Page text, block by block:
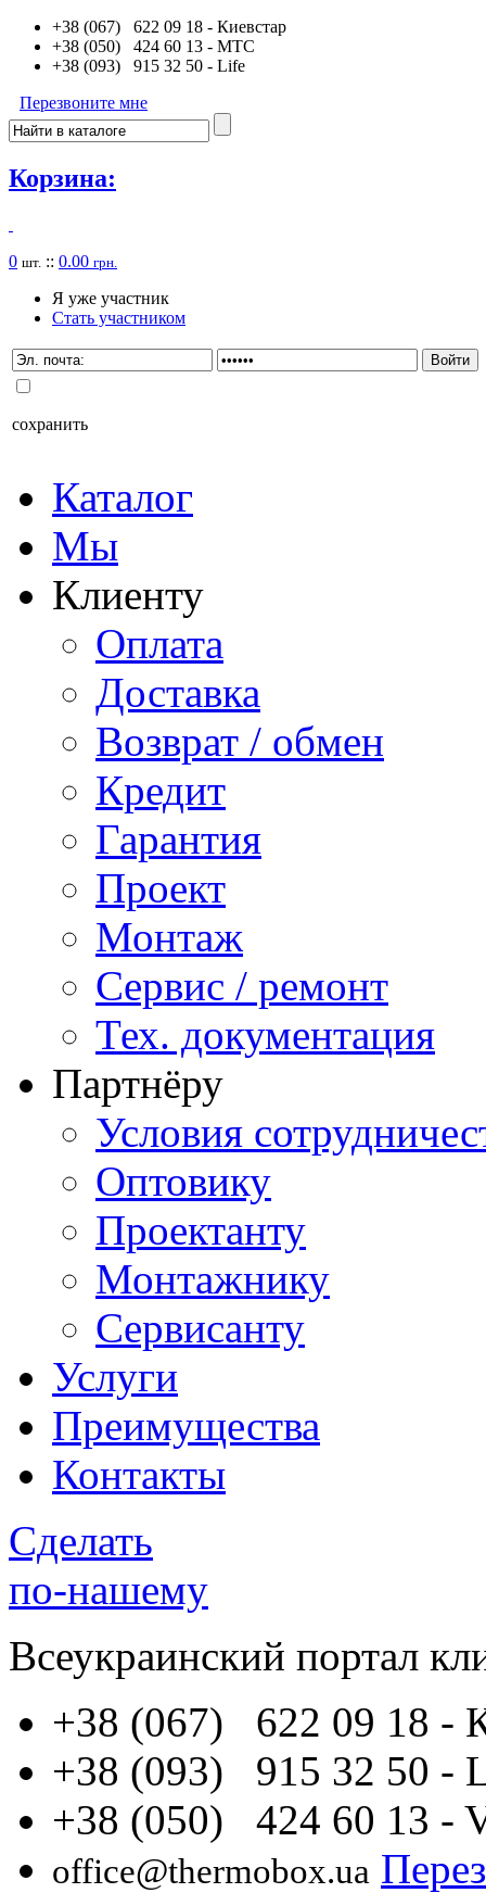
+38 (067) 622 09 18 - Киевстар
+38 (050) 424 60 13 - MTC
+38 (093) 915 32 50 - Life
Перезвоните мне
Корзина:
0 шт. :: 0.00 грн.
Я уже участник
Стать участником
сохранить
Каталог
Мы
Клиенту
Оплата
Доставка
Возврат / обмен
Кредит
Гарантия
Проект
Монтаж
Сервис / ремонт
Тех. документация
Партнёру
Условия
Оптовику
Проектанту
Монтажнику
Сервисанту
Услуги
Преимущества
Контакты
Сделать
по-нашему
Всеукраинский портал
+38 (067) 622 09 18 -
+38 (093) 915 32 50 -
+38 (050) 424 60 13 -
office@thermobox.ua